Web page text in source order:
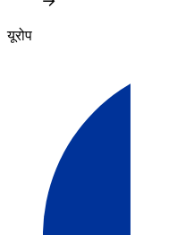
यूरोप​​